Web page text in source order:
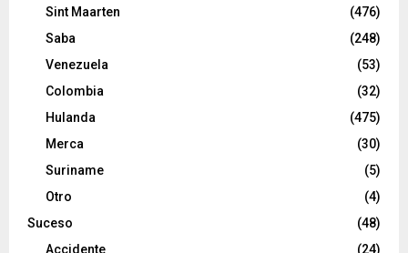
Sint Maarten
(476)
Saba
(248)
Venezuela
(53)
Colombia
(32)
Hulanda
(475)
Merca
(30)
Suriname
(5)
Otro
(4)
Suceso
(48)
Accidente
(24)